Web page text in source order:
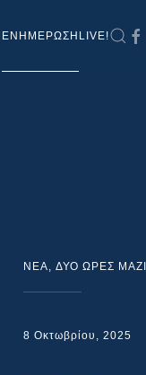
ΕΝΗΜΕΡΩΣΗ LIVE!
NEA, ΔΥΟ ΩΡΕΣ ΜΑΖΙ
8 Οκτωβρίου, 2025